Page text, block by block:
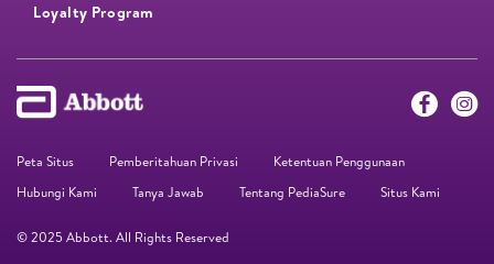
Loyalty Program​
Peta Situs Pemberitahuan Privasi
Ketentuan Penggunaan
Hubungi Kami
Tanya Jawab Tentang PediaSure Situs Kami
© 2025 Abbott. All Rights Reserved